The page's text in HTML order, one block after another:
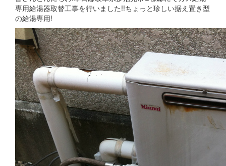
専用給湯器取替工事を行いました!!ちょっと珍しい据え置き型
の給湯専用!